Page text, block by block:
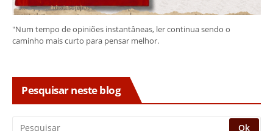
"Num tempo de opiniões instantâneas, ler continua sendo o
caminho mais curto para pensar melhor.
Pesquisar neste blog